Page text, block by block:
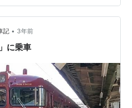
」とは？ 名前の由来は？ 「ひ
と称賛された真田幸村 外から見
車内の構造 【３号車】 【２号
ニュー 客室乗務員や駅員によ
記 • 3年前
に乗車